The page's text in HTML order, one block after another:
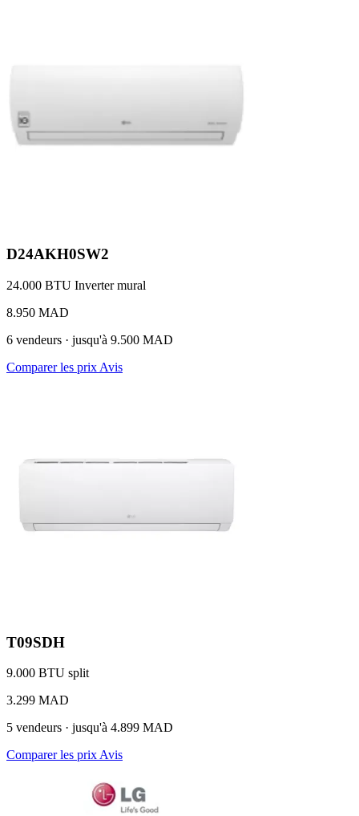
D24AKH0SW2
24.000 BTU Inverter mural
8.950 MAD
6 vendeurs · jusqu'à 9.500 MAD
Comparer les prix Avis
T09SDH
9.000 BTU split
3.299 MAD
5 vendeurs · jusqu'à 4.899 MAD
Comparer les prix Avis